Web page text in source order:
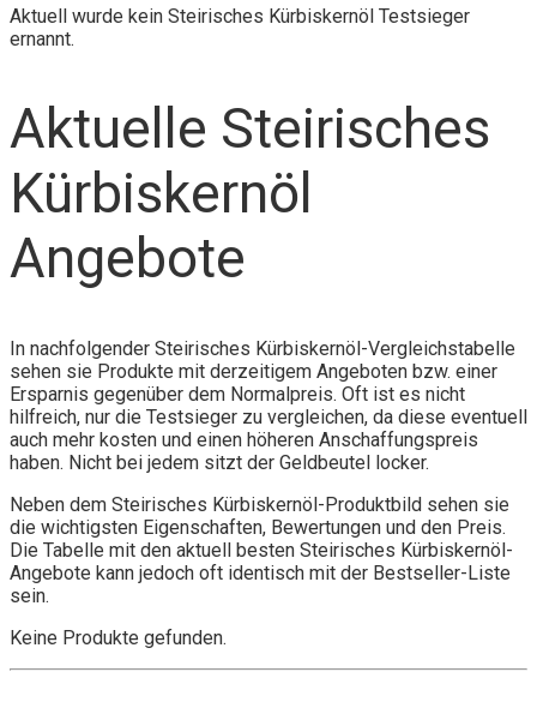
Aktuell wurde kein Steirisches Kürbiskernöl Testsieger
ernannt.
Aktuelle Steirisches
Kürbiskernöl
Angebote
In nachfolgender Steirisches Kürbiskernöl-Vergleichstabelle
sehen sie Produkte mit derzeitigem Angeboten bzw. einer
Ersparnis gegenüber dem Normalpreis. Oft ist es nicht
hilfreich, nur die Testsieger zu vergleichen, da diese eventuell
auch mehr kosten und einen höheren Anschaffungspreis
haben. Nicht bei jedem sitzt der Geldbeutel locker.
Neben dem Steirisches Kürbiskernöl-Produktbild sehen sie
die wichtigsten Eigenschaften, Bewertungen und den Preis.
Die Tabelle mit den aktuell besten Steirisches Kürbiskernöl-
Angebote kann jedoch oft identisch mit der Bestseller-Liste
sein.
Keine Produkte gefunden.